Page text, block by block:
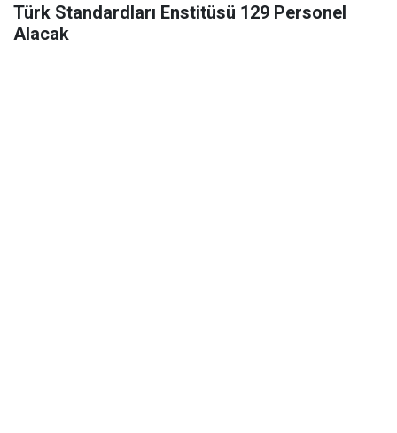
Türk Standardları Enstitüsü 129 Personel
Alacak